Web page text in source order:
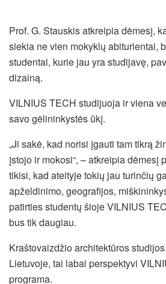
Prof. G. Stauskis atkreipia dėmesį,
siekia ne vien mokyklų abiturientai,
studentai, kurie jau yra studijavę,
dizainą.
VILNIUS TECH studijuoja ir viena
savo gėlininkystės ūkį.
„Ji sakė, kad norisi įgauti tam tikrą
įstojo ir mokosi“, – atkreipia dėmesį
tikisi, kad ateityje tokių jau turinčių
apželdinimo, geografijos,
patirties studentų šioje VILNIUS
bus tik daugiau.
Kraštovaizdžio architektūros
Lietuvoje, tai labai perspektyvi
programa.